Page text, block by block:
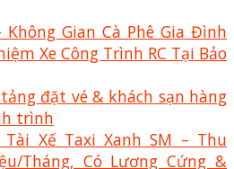
Không Gian Cà Phê Gia Đình
Xe Công Trình RC Tại Bảo
đặt vé & khách sạn hàng
trình
Xế Taxi Xanh SM – Thu
Tháng, Có Lương Cứng &